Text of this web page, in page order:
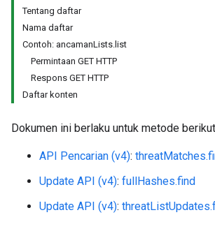
Tentang daftar
Nama daftar
Contoh: ancamanLists.list
Permintaan GET HTTP
Respons GET HTTP
Daftar konten
Dokumen ini berlaku untuk metode
API Pencarian (v4):
Update API (v4): fullHashes.find
Update API (v4):